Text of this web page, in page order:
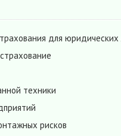
для юридических
техники
рисков